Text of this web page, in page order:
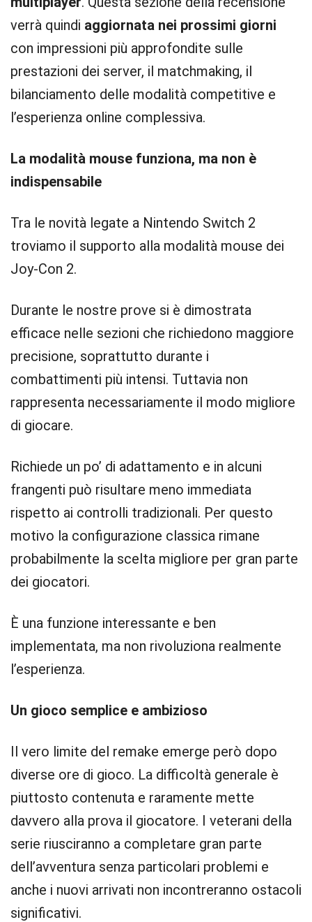
verrà quindi aggiornata nei prossimi giorni
con impressioni più approfondite sulle
prestazioni dei server, il matchmaking, il
bilanciamento delle modalità competitive e
l’esperienza online complessiva.
La modalità mouse funziona, ma non è
indispensabile
Tra le novità legate a Nintendo Switch 2
troviamo il supporto alla modalità mouse dei
Joy-Con 2.
Durante le nostre prove si è dimostrata
efficace nelle sezioni che richiedono maggiore
precisione, soprattutto durante i
combattimenti più intensi. Tuttavia non
rappresenta necessariamente il modo migliore
di giocare.
Richiede un po’ di adattamento e in alcuni
frangenti può risultare meno immediata
rispetto ai controlli tradizionali. Per questo
motivo la configurazione classica rimane
probabilmente la scelta migliore per gran parte
dei giocatori.
È una funzione interessante e ben
implementata, ma non rivoluziona realmente
l’esperienza.
Un gioco semplice e ambizioso
Il vero limite del remake emerge però dopo
diverse ore di gioco. La difficoltà generale è
piuttosto contenuta e raramente mette
davvero alla prova il giocatore. I veterani della
serie riusciranno a completare gran parte
dell’avventura senza particolari problemi e
anche i nuovi arrivati non incontreranno ostacoli
significativi.